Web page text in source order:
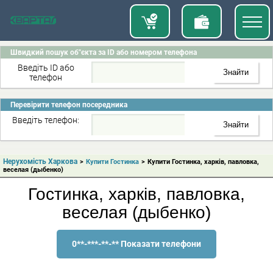
Швидкий пошук об"єкта за ID або номером телефона
Введіть ID або
телефон
Перевірити телефон посередника
Введіть телефон:
Нерухомість Харкова > Купити Гостинка > Купити Гостинка, харків, павловка,
веселая (дыбенко)
Гостинка, харків, павловка,
веселая (дыбенко)
0**-***-**-** Показати телефони